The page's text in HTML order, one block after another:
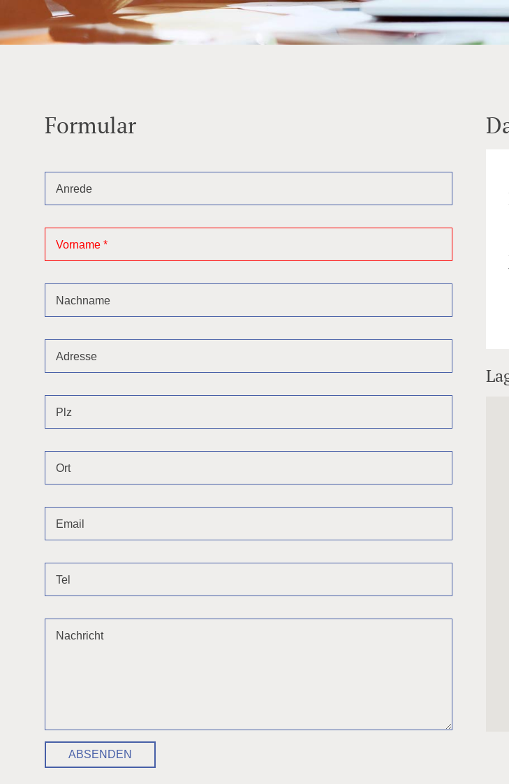
Formular
Anrede
Vorname *
Nachname
Adresse
Plz
Ort
Email
Tel
Nachricht
ABSENDEN